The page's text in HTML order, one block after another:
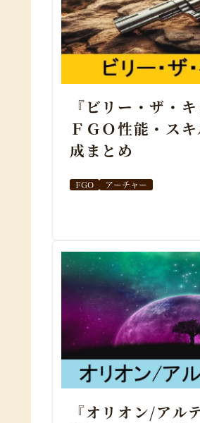
『ビリー・ザ・
ＦＧＯ性能・ス
成まとめ
FGO アーチャー
『オリオン/アル